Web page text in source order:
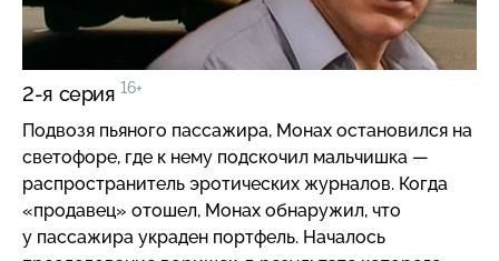
2-я серия 16+
Подвозя пьяного пассажира, Монах остановился на
светофоре, где к нему подскочил мальчишка —
распространитель эротических журналов. Когда
«продавец» отошел, Монах обнаружил, что
у пассажира украден портфель. Началось